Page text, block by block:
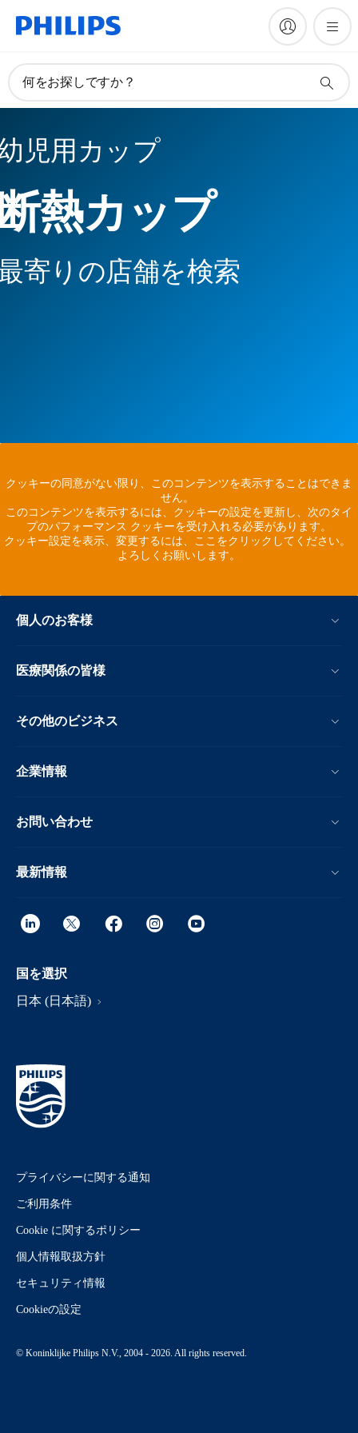
何をお探しですか？
児用カップ
熱カップ
寄りの店舗を検索
クッキーの同意がない限り、このコンテンツを表示することはできま
せん。
このコンテンツを表示するには、クッキーの設定を更新し、次のタイ
プのパフォーマンス クッキーを受け入れる必要があります。
クッキー設定を表示、変更するには、ここをクリックしてください。
よろしくお願いします。
個人のお客様
医療関係の皆様
その他のビジネス
企業情報
お問い合わせ
最新情報
国を選択
日本 (日本語)
プライバシーに関する通知
ご利用条件
Cookie に関するポリシー
個人情報取扱方針
セキュリティ情報
Cookieの設定
© Koninklijke Philips N.V., 2004 - 2026. All rights reserved.